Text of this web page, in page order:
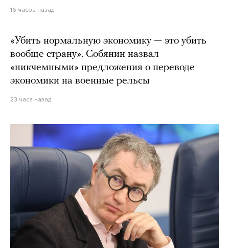
16 часов назад
«Убить нормальную экономику — это убить
вообще страну». Собянин назвал
«никчемными» предложения о переводе
экономики на военные рельсы
23 часа назад